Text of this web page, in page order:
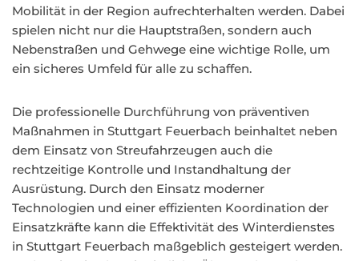
Mobilität in der Region aufrechterhalten werden. Dabei
spielen nicht nur die Hauptstraßen, sondern auch
Nebenstraßen und Gehwege eine wichtige Rolle, um
ein sicheres Umfeld für alle zu schaffen.
Die professionelle Durchführung von präventiven
Maßnahmen in Stuttgart Feuerbach beinhaltet neben
dem Einsatz von Streufahrzeugen auch die
rechtzeitige Kontrolle und Instandhaltung der
Ausrüstung. Durch den Einsatz moderner
Technologien und einer effizienten Koordination der
Einsatzkräfte kann die Effektivität des Winterdienstes
in Stuttgart Feuerbach maßgeblich gesteigert werden.